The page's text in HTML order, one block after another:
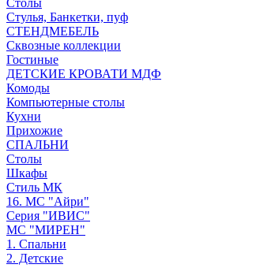
Стулья, Банкетки, пуф
СТЕНДМЕБЕЛЬ
Сквозные коллекции
Гостиные
ДЕТСКИЕ КРОВАТИ МДФ
Комоды
Компьютерные столы
Кухни
Прихожие
СПАЛЬНИ
Столы
Шкафы
Стиль МК
16. МС "Айри"
Серия "ИВИС"
МС "МИРЕН"
1. Спальни
2. Детские